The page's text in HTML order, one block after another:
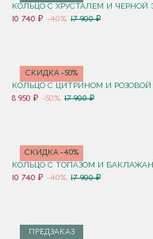
КОЛЬЦО С ХРУСТАЛЕМ И ЧЕРНОЙ
10 740 ₽ -40% 17 900 ₽
СКИДКА -50%
КОЛЬЦО С ЦИТРИНОМ И РОЗОВОЙ
8 950 ₽ -50% 17 900 ₽
СКИДКА -40%
КОЛЬЦО С ТОПАЗОМ И
10 740 ₽ -40% 17 900 ₽
ПРЕДЗАКАЗ